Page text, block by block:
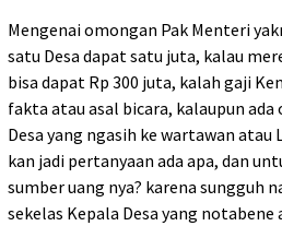
Mengenai omongan Pak Menteri
satu Desa dapat satu juta, kalau
bisa dapat Rp 300 juta, kalah gaji
fakta atau asal bicara, kalaupun
Desa yang ngasih ke wartawan atau
kan jadi pertanyaan ada apa, dan
sumber uang nya? karena sungguh
sekelas Kepala Desa yang